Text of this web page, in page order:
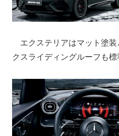
エクステリアはマット塗装
クスライディングルーフも標